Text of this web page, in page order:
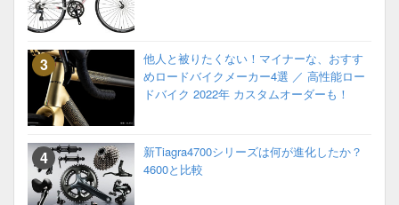
他人と被りたくない！マイナーな、おすす
めロードバイクメーカー4選 ／ 高性能ロー
ドバイク 2022年 カスタムオーダーも！
新Tiagra4700シリーズは何が進化したか？
4600と比較